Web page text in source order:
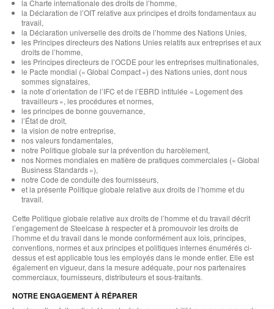
la Charte internationale des droits de l’homme,
la Déclaration de l’OIT relative aux principes et droits fondamentaux au
travail,
la Déclaration universelle des droits de l’homme des Nations Unies,
les Principes directeurs des Nations Unies relatifs aux entreprises et aux
droits de l’homme,
les Principes directeurs de l’OCDE pour les entreprises multinationales,
le Pacte mondial (« Global Compact ») des Nations unies, dont nous
sommes signataires,
la note d’orientation de l’IFC et de l’EBRD intitulée « Logement des
travailleurs », les procédures et normes,
les principes de bonne gouvernance,
l’État de droit,
la vision de notre entreprise,
nos valeurs fondamentales,
notre Politique globale sur la prévention du harcèlement,
nos Normes mondiales en matière de pratiques commerciales (« Global
Business Standards »),
notre Code de conduite des fournisseurs,
et la présente Politique globale relative aux droits de l’homme et du
travail.
Cette Politique globale relative aux droits de l’homme et du travail décrit
l’engagement de Steelcase à respecter et à promouvoir les droits de
l’homme et du travail dans le monde conformément aux lois, principes,
conventions, normes et aux principes et politiques internes énumérés ci-
dessus et est applicable tous les employés dans le monde entier. Elle est
également en vigueur, dans la mesure adéquate, pour nos partenaires
commerciaux, fournisseurs, distributeurs et sous-traitants.
NOTRE ENGAGEMENT À RÉPARER